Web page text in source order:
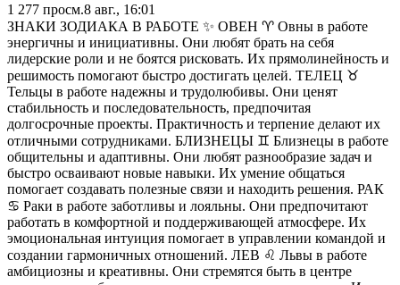
1 277 просм.8 авг., 16:01
ЗНАКИ ЗОДИАКА В РАБОТЕ ✨ ОВЕН ♈️ Овны в работе
энергичны и инициативны. Они любят брать на себя
лидерские роли и не боятся рисковать. Их прямолинейность и
решимость помогают быстро достигать целей. ТЕЛЕЦ ♉️
Тельцы в работе надежны и трудолюбивы. Они ценят
стабильность и последовательность, предпочитая
долгосрочные проекты. Практичность и терпение делают их
отличными сотрудниками. БЛИЗНЕЦЫ ♊️ Близнецы в работе
общительны и адаптивны. Они любят разнообразие задач и
быстро осваивают новые навыки. Их умение общаться
помогает создавать полезные связи и находить решения. РАК
♋️ Раки в работе заботливы и лояльны. Они предпочитают
работать в комфортной и поддерживающей атмосфере. Их
эмоциональная интуиция помогает в управлении командой и
создании гармоничных отношений. ЛЕВ ♌️ Львы в работе
амбициозны и креативны. Они стремятся быть в центре